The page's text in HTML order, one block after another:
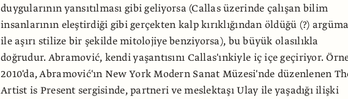
duygularının yansıtılması gibi geliyorsa (Callas üzerinde çalışan bilim
insanlarının eleştirdiği gibi gerçekten kalp kırıklığından öldüğü (?)
ile aşırı stilize bir şekilde mitolojiye benziyorsa), bu büyük olasılıkla
doğrudur. Abramović, kendi yaşantısını Callas'ınkiyle iç içe geçiriyor.
2010'da, Abramović'ın New York Modern Sanat Müzesi'nde düzenlenen
Artist is Present sergisinde, partneri ve meslektaşı Ulay ile yaşadığı ilişki